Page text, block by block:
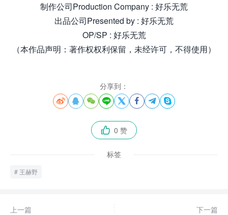
制作公司Production Company : 好乐无荒
出品公司Presented by : 好乐无荒
OP/SP : 好乐无荒
（本作品声明：著作权权利保留，未经许可，不得使用）
分享到：
       
 0 赞
标签
王赫野
上一篇
下一篇